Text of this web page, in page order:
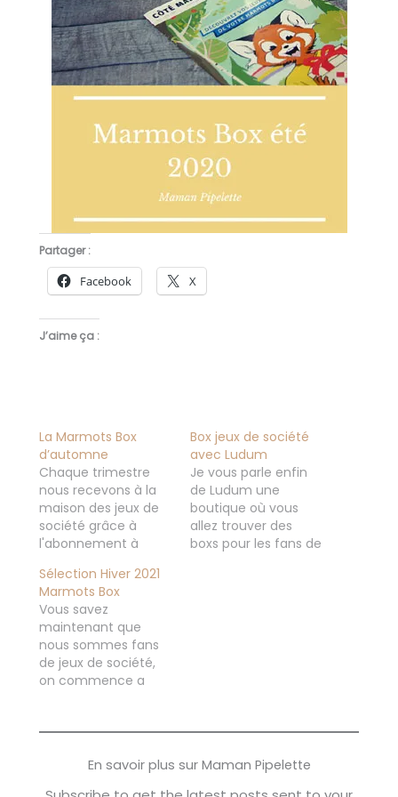
Partager :
Facebook X
J’aime ça :
La Marmots Box
d’automne
Chaque trimestre
nous recevons à la
maison des jeux de
société grâce à
l'abonnement à
Marmots que l'on
nous a offert. C'est
une jolie box
destinée aux enfants
entre 4 et 8 ans ou
l'on retrouve deux
jeux de société.
connaitre vu que je…
Box jeux de société
avec Ludum
Je vous parle enfin
de Ludum une
boutique où vous
allez trouver des
boxs pour les fans de
Sélection Hiver 2021
Marmots Box
Vous savez
maintenant que
nous sommes fans
de jeux de société,
on commence a
recevoir la box de
trimestres! Et ainsi
découvrir leur
En savoir plus sur Maman Pipelette